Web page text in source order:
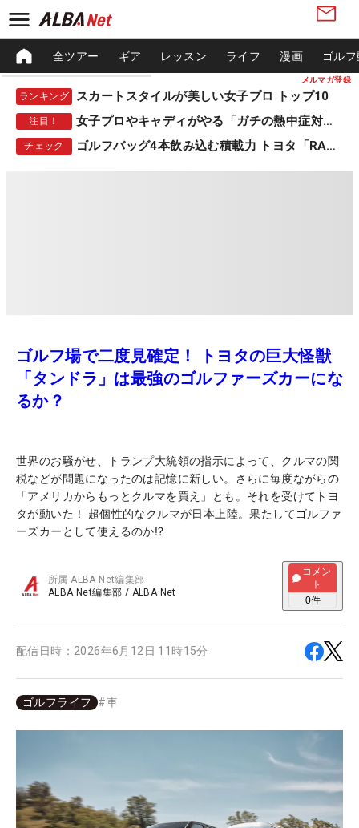
メルマガ登録
全ツアー ギア レッスン ライフ 漫画 ゴル
ランキング スカートスタイルが美しい女子プロ トップ10
注目！ 女子プロやキャディがやる「ガチの熱中症対策」
チェック ゴルフバッグ4本飲み込む積載力 トヨタ「RAV4」
ゴルフ場で二度見確定！ トヨタの巨大怪獣
「タンドラ」は最強のゴルファーズカーにな
るか？
世界のお騒がせ、トランプ大統領の指示によって、クルマの関
税などが問題になったのは記憶に新しい。さらに毎度ながらの
「アメリカからもっとクルマを買え」とも。それを受けてトヨ
タが動いた！ 超個性的なクルマが日本上陸。果たしてゴルファ
ーズカーとして使えるのか⁉
所属ALBA Net編集部
ALBA Net編集部 / ALBA Net
コメン
ト
0件
配信日時： 2026年6月12日 11時15分
ゴルフライフ #車